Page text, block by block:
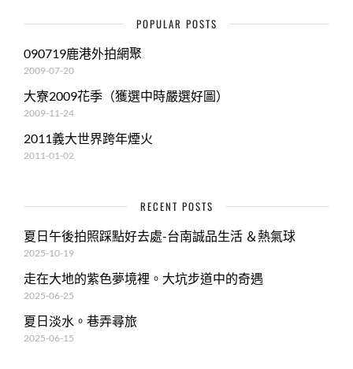
POPULAR POSTS
090719鹿港外拍網聚
2009-07-20
大寮2009花季（獲選中時嚴選好圖）
2009-11-24
2011義大世界跨年煙火
2011-01-02
RECENT POSTS
夏日午後拍照踩點好去處-台南誠品生活 ＆熱氣球
2025-10-19
走在大地的紫色夢境裡。大坑步道中的奇遇
2025-06-25
夏日淡水。巷弄尋旅
2025-06-15